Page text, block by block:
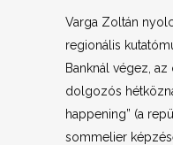
Varga Zoltán
regionális
Banknál végez,
dolgozós
happening” (a
sommelier